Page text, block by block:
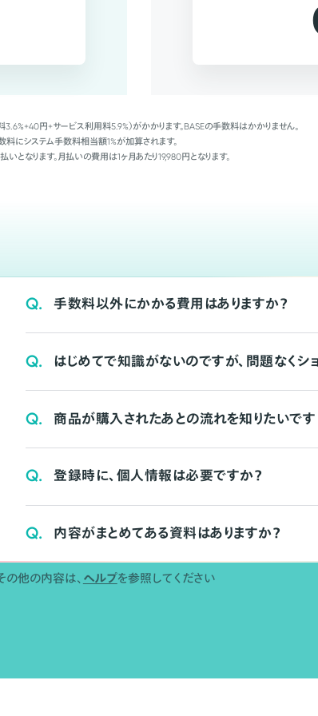
円+サービス利用料5.9%）がかかります。BASEの手数料はかかりません。
にシステム手数料相当額1%が加算されます。
となります。月払いの費用は1ヶ月あたり19,980円となります。
Q. 手数料以外にかかる費用はありますか？
Q. はじめてで知識がないのですが、問題なくシ
Q. 商品が購入されたあとの流れを知りたいです
Q. 登録時に、個人情報は必要ですか？
Q. 内容がまとめてある資料はありますか？
の他の内容は、 ヘルプを参照してください